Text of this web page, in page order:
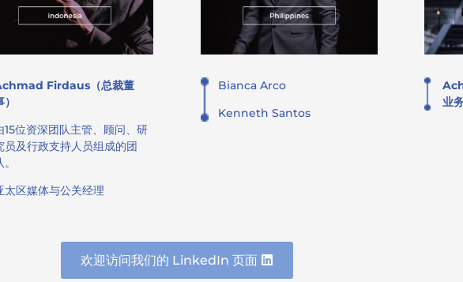
Firdaus（总裁董
15位资深团队主管、顾问、研
员及行政支持人员组成的团
太区媒体与公关经理
Bianca Arco
Kenneth Santos
业
欢迎访问我们的 LinkedIn 页面